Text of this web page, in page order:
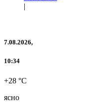
|
7.08.2026,
10:34
+28 °C
ясно